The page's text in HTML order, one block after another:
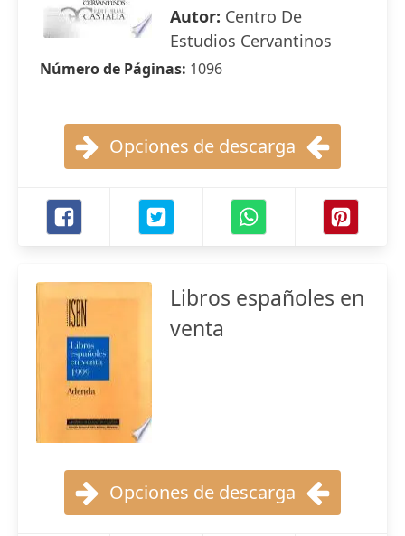
Autor: Centro De
Estudios Cervantinos
Número de Páginas: 1096
Opciones de descarga
Libros españoles en
venta
Opciones de descarga